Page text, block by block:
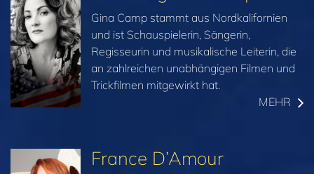
Gina Camp stammt aus Nordkalifornien
und ist Schauspielerin, Sängerin,
Regisseurin und musikalische Leiterin, die
an zahlreichen unabhängigen Filmen und
Trickfilmen mitgewirkt hat.
MEHR
France D’Amour